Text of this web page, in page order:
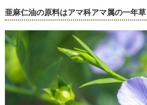
亜麻仁油の原料はアマ科アマ属の一年草